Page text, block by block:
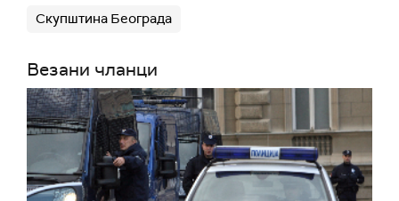
Скупштина Београда
Везани чланци